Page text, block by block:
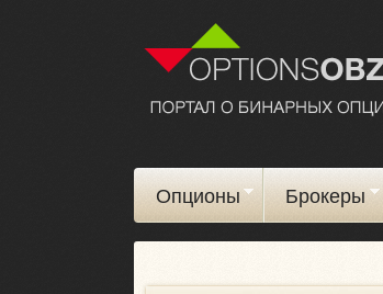
Опционы Брокеры